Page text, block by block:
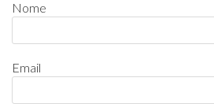
Nome
Email